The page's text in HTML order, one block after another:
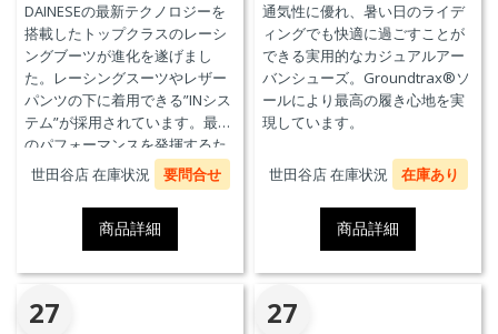
DAINESEの最新テクノロジーを
搭載したトップクラスのレーシ
ングブーツが進化を遂げまし
た。レーシングスーツやレザー
パンツの下に着用できる”INシス
テム”が採用されています。最高
のパフォーマンスを発揮するた
めに、ケブラーカーボンを使用
したAxial Distorsion Control
Systemテクノロジー、
Groundtrax®レーシングソー
ル、交換可能なマグネシウムス
ライダー、通気性を高めるパン
チングアッパーを採用していま
す。
世田谷店 在庫状況 要問合せ
商品詳細
通気性に優れ、暑い日のライデ
ィングでも快適に過ごすことが
できる実用的なカジュアルアー
バンシューズ。Groundtrax®ソ
ールにより最高の履き心地を実
現しています。
世田谷店 在庫状況 在庫あり
商品詳細
27 27